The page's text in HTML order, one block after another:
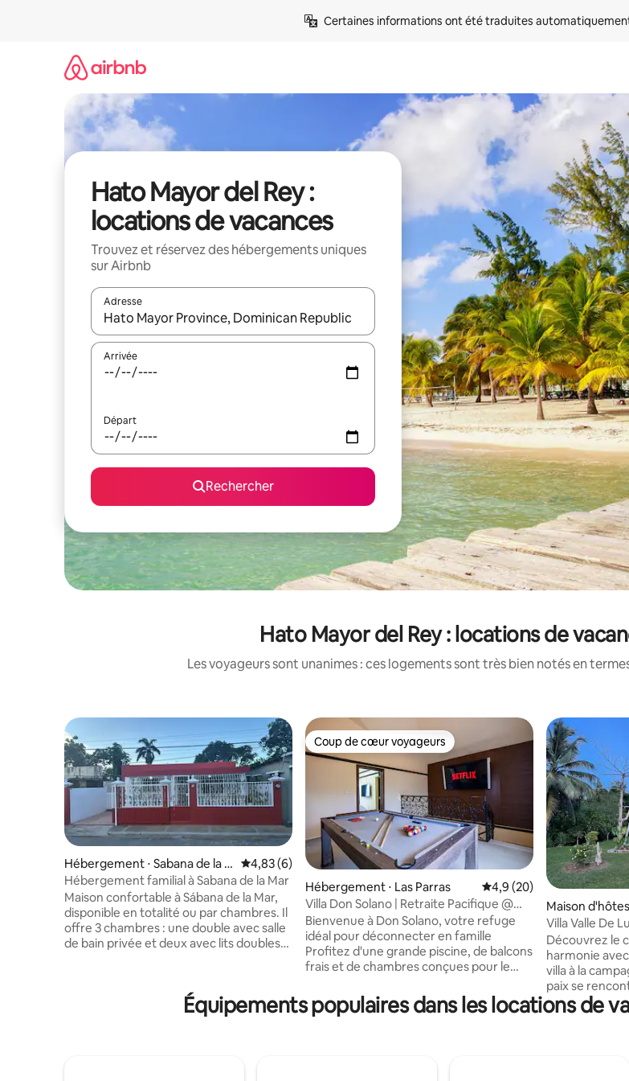
Certaines informations ont été traduites
Hato Mayor del Rey :
locations de vacances
Trouvez et réservez des hébergements uniques
sur Airbnb
Adresse
Lorsque les résultats s'affichent, utilisez les flèches vers le haut et vers le bas pour les parcourir ou en
Arrivée
Départ
Rechercher
Hato Mayor del Rey : locations de
Les voyageurs sont unanimes : ces logements sont très bien notés en
Hébergement ⋅ Sabana de la M
ar
Évaluation moyenne sur la base de 6 commentaires : 4,83 sur 5
4,83 (6)
Hébergement familial à Sabana de la Mar
Maison confortable à Sábana de la Mar,
disponible en totalité ou par chambres. Il
offre 3 chambres : une double avec salle
de bain privée et deux avec lits doubles
Comprend un salon, une salle à manger,
une cuisine équipée, une terrasse, une
cour avec télévision et une salle à
Coup de cœur voyageurs
Coup de cœur voyageurs
Hébergement ⋅ Las Parras Évaluation moyenne sur
4,9 (20)
Villa Don Solano | Retraite Pacifique @
Lago De Reyes
Bienvenue à Don Solano, votre refuge
idéal pour déconnecter en famille
Profitez d'une grande piscine, de balcons
frais et de chambres conçues pour le
Santo Domingo Este. De grands espaces
permettent à chacun de trouver son
Maison
Villa Valle De
Découvrez le
harmonie
villa à la
paix se
Idéal pour
déconnecter
l'air pur et un
Équipements populaires dans les locations de